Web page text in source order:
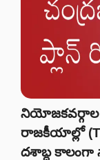
నియోజకవర్గాల
రాజకీయాల్లో
దశాబ్ద కాలంగా